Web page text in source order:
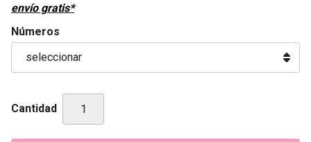
envío gratis*
Números
Cantidad